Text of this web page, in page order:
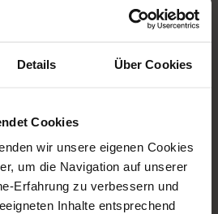
Details Über Cookies
Cookies
wir unsere eigenen Cookies
um die Navigation auf unserer
Erfahrung zu verbessern und
Inhalte entsprechend
Rathaus zu schicken,
Mitbürger über das
geliebten Person
man eine
haben
professionellen